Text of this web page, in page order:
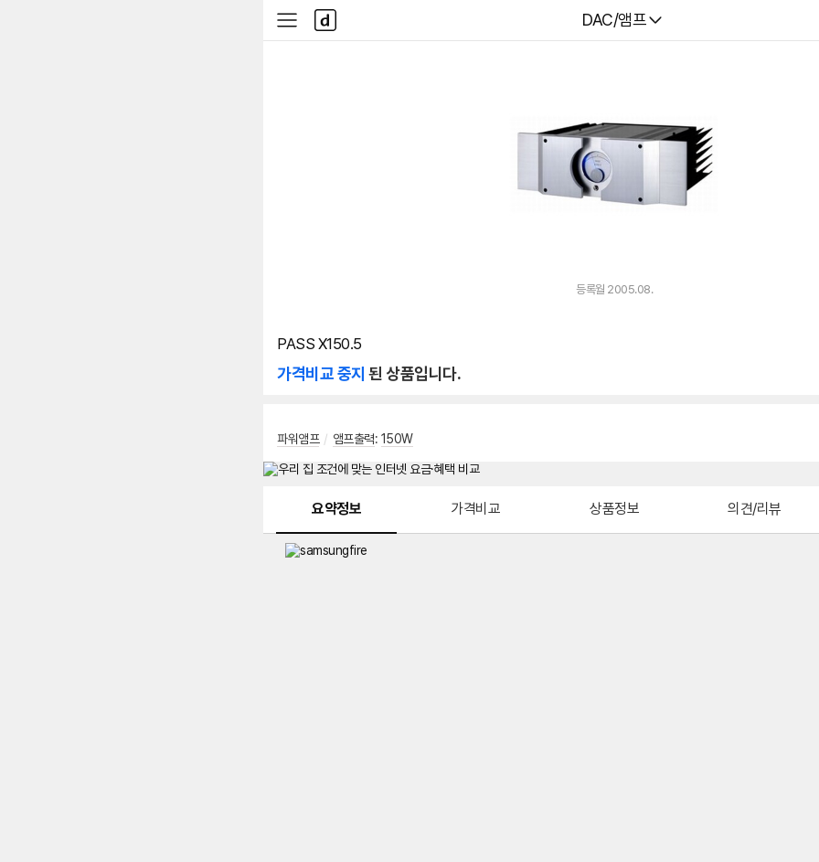
다나와
DAC/앰프
사
이
다
나
와
등록월 2005.08.
PASS X150.5
가격비교 중지 된 상품입니다.
파워앰프 / 앰프출력: 150W
요약정보 가격비교 상품정보 의견/리뷰